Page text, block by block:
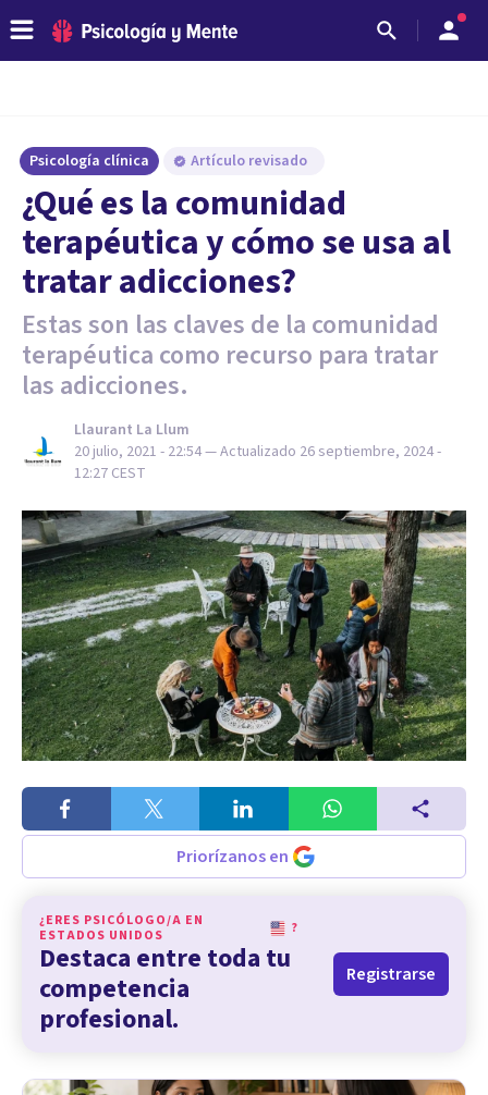
Psicología clínica Artículo revisado
¿Qué es la comunidad
terapéutica y cómo se usa al
tratar adicciones?
Estas son las claves de la comunidad
terapéutica como recurso para tratar
las adicciones.
Llaurant La Llum
20 julio, 2021 - 22:54— Actualizado 26 septiembre, 2024 -
12:27 CEST
Priorízanos en
¿ERES PSICÓLOGO/A EN
ESTADOS UNIDOS
?
Destaca entre toda tu
competencia
profesional.
Registrarse